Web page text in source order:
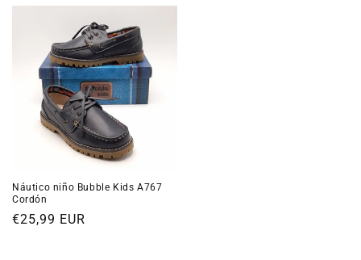
Náutico niño Bubble Kids A767
Cordón
Precio
€25,99 EUR